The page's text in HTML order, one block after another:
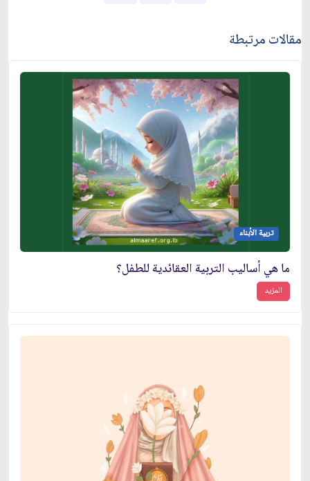
مقالات مرتبطة
تربية الأبناء
ما هي أساليب التربية العقائدية للطفل؟
المزيد